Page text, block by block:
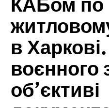
в
воєнного
об’єктиві